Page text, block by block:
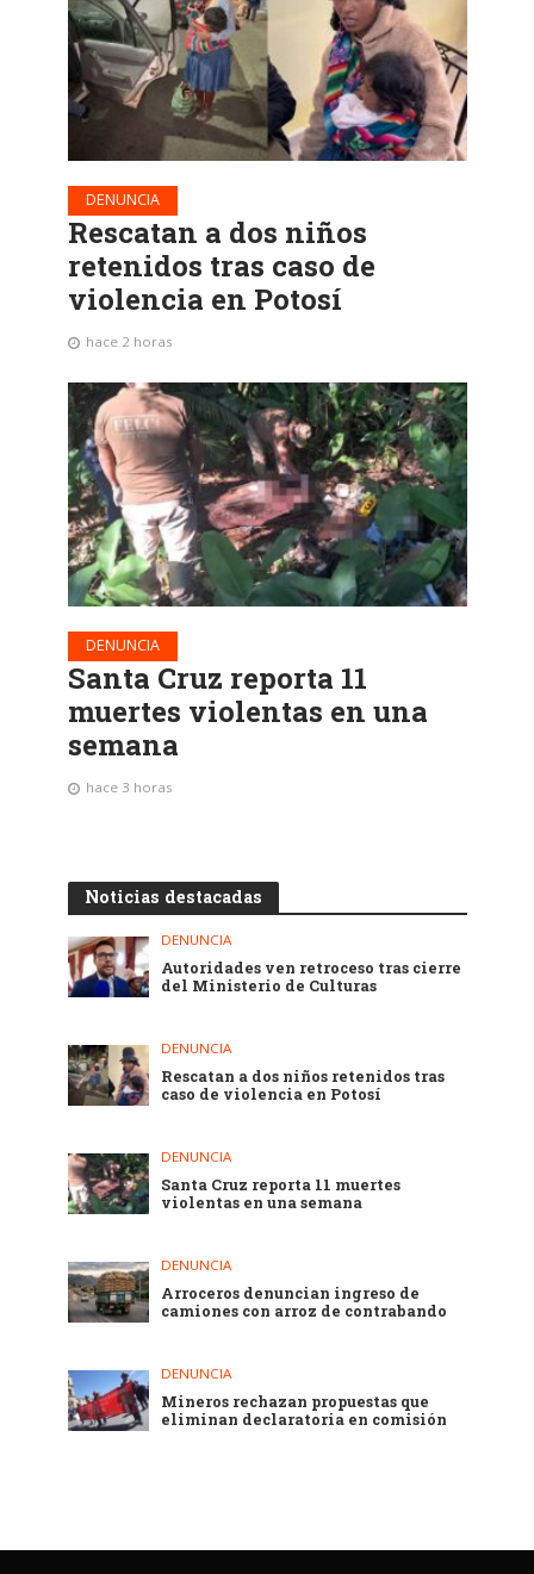
DENUNCIA
Rescatan a dos niños
retenidos tras caso de
violencia en Potosí
hace 2 horas
DENUNCIA
Santa Cruz reporta 11
muertes violentas en una
semana
hace 3 horas
Noticias destacadas
DENUNCIA
Autoridades ven retroceso tras cierre
del Ministerio de Culturas
DENUNCIA
Rescatan a dos niños retenidos tras
caso de violencia en Potosí
DENUNCIA
Santa Cruz reporta 11 muertes
violentas en una semana
DENUNCIA
Arroceros denuncian ingreso de
camiones con arroz de contrabando
DENUNCIA
Mineros rechazan propuestas que
eliminan declaratoria en comisión